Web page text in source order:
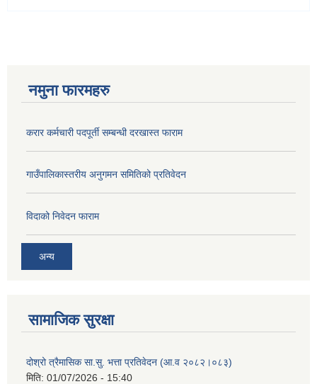
नमुना फारमहरु
करार कर्मचारी पदपूर्ती सम्बन्धी दरखास्त फाराम
गाउँपालिकास्तरीय अनुगमन समितिको प्रतिवेदन
विदाको निवेदन फाराम
अन्य
सामाजिक सुरक्षा
दोश्रो त्रैमासिक सा.सु. भत्ता प्रतिवेदन (आ.व २०८२।०८३)
मिति: 01/07/2026 - 15:40